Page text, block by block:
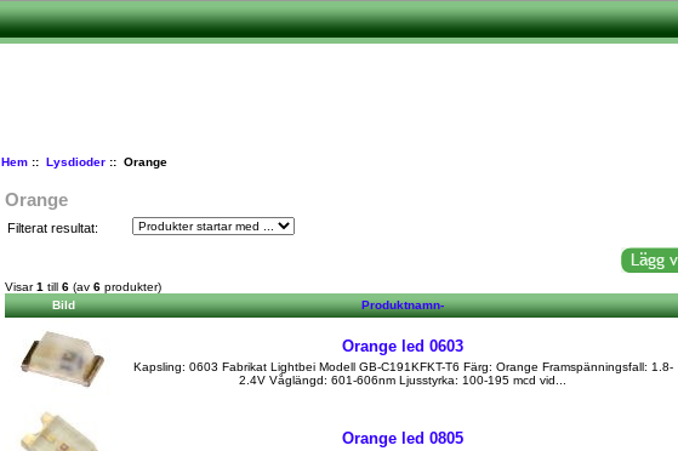
Hem:: Lysdioder:: Orange
Orange
Filterat resultat:
Visar1 till 6 (av 6 produkter)
Bild
Produktnamn-
Orange led 0603
Kapsling: 0603 Fabrikat Lightbei Modell GB-C191KFKT-T6 Färg: Orange Framspänningsfall: 1.8-
2.4V Våglängd: 601-606nm Ljusstyrka: 100-195 mcd vid...
Orange led 0805